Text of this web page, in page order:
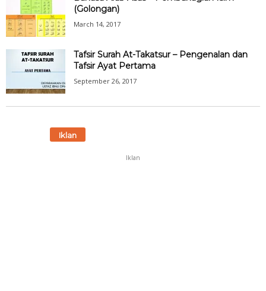
(Golongan)
March 14, 2017
Tafsir Surah At-Takatsur – Pengenalan dan
Tafsir Ayat Pertama
September 26, 2017
Iklan
Iklan